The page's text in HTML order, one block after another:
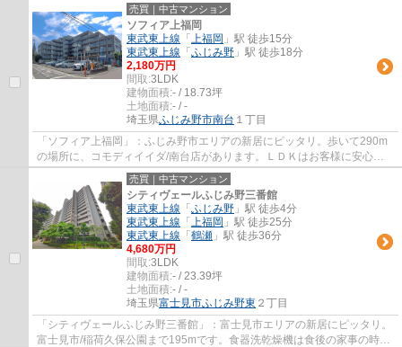
売買｜中古マンション
ソフィア上福岡
東武東上線 「 上福岡 」駅 徒歩15分
東武東上線 「 ふじみ野 」駅 徒歩18分
2,180万円
間取:3LDK
建物面積:- / 18.73坪
土地面積:- / -
埼玉県ふじみ野市南台 １丁目
「ソフィア上福岡」：ふじみ野市エリアの新居にピッタリ。歩いて290m
の場所に、コモディイイダ/南台店があります。ＬＤＫはお客様に安心し
て任せてもらえるよう、全力で努めさせていた...
売買｜中古マンション
シティヴェールふじみ野三番館
東武東上線 「 ふじみ野 」駅 徒歩4分
東武東上線 「 上福岡 」駅 徒歩25分
東武東上線 「 鶴瀬 」駅 徒歩36分
4,680万円
間取:3LDK
建物面積:- / 23.39坪
土地面積:- / -
埼玉県富士見市ふじみ野東 ２丁目
「シティヴェールふじみ野三番館」：富士見市エリアの新居にピッタリ。
富士見市/稲荷久保公園まで195mです。食器洗乾燥機は食後の家事の時間